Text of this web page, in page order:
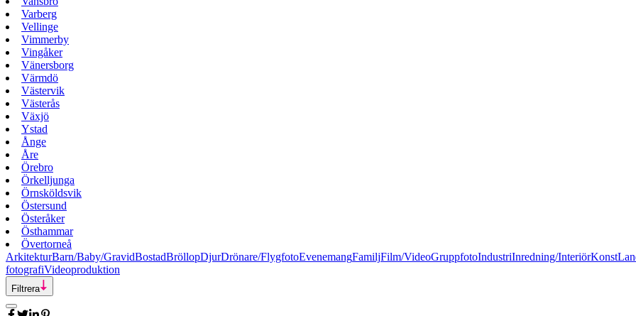
Varberg
Vellinge
Vimmerby
Vingåker
Vänersborg
Värmdö
Västervik
Västerås
Växjö
Ystad
Ånge
Åre
Örebro
Örkelljunga
Örnsköldsvik
Östersund
Österåker
Östhammar
Övertorneå
ArkitekturBarn/Baby/GravidBostadBröllopDjurDrönare/FlygfotoEvenemangFamiljFilm/VideoGruppfotoIndustriInredning/InteriörKonst
fotografiVideoproduktion
Filtrera